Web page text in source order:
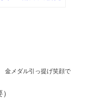
金メダル引っ提げ笑顔で